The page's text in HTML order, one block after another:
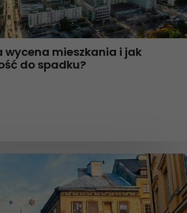
wycena mieszkania i jak
do spadku?